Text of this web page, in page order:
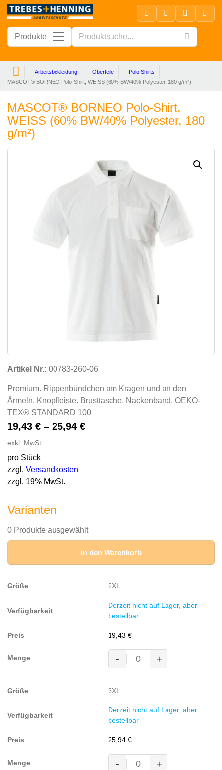
Produkte
Arbeitsbekleidung Oberteile
Polo Shirts
MASCOT® BORNEO Polo-Shirt, WEISS (60% BW/40% Polyester, 180 g/m²)
MASCOT® BORNEO Polo-Shirt,
WEISS (60% BW/40% Polyester, 180
g/m²)
Artikel Nr.: 00783-260-06
Premium. Rippenbündchen am Kragen und an den
Ärmeln. Knopfleiste. Brusttasche. Nackenband. OEKO-
TEX® STANDARD 100
19,43 € – 25,94 €
exkl. MwSt.
pro Stück
zzgl. Versandkosten
zzgl. 19% MwSt.
Varianten
0 Produkte ausgewählt
in den Warenkorb
2XL
Derzeit nicht auf Lager, aber
bestellbar
19,43 €
MASCOT® BORNEO Polo-
Shirt,
(60%
Polyester,
180
g/m²)
- +
3XL
Derzeit nicht auf Lager, aber
bestellbar
25,94 €
MASCOT® BORNEO Polo-
- +